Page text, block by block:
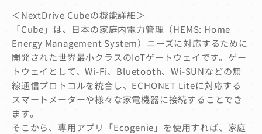
＜NextDrive Cubeの機能詳細＞
「Cube」は、日本の家庭内電力管理（HEMS: Home
Energy Management System）ニーズに対応するために
開発された世界最小クラスのIoTゲートウェイです。ゲー
トウェイとして、Wi-Fi、Bluetooth、Wi-SUNなどの無
線通信プロトコルを統合し、ECHONET Liteに対応する
スマートメーターや様々な家電機器に接続することでき
ます。
そこから、専用アプリ「Ecogenie」を使用すれば、家庭